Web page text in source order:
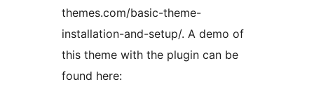
themes.com/basic-theme-
installation-and-setup/. A demo of
this theme with the plugin can be
found here: